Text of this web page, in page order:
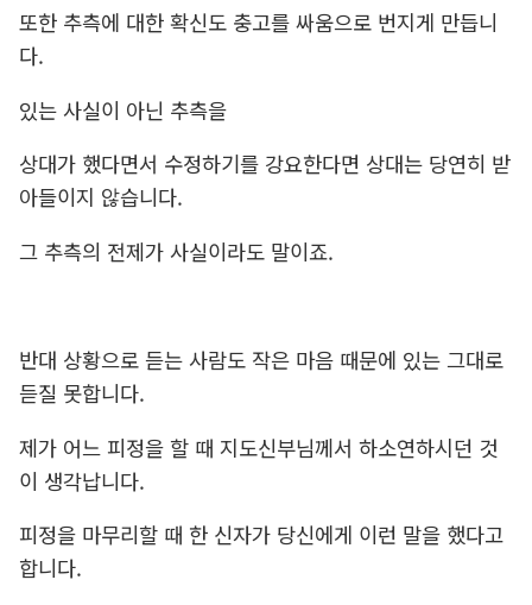
또한 추측에 대한 확신도 충고를 싸움으로 번지게 만듭니
다.
있는 사실이 아닌 추측을
상대가 했다면서 수정하기를 강요한다면 상대는 당연히 받
아들이지 않습니다.
그 추측의 전제가 사실이라도 말이죠.
반대 상황으로 듣는 사람도 작은 마음 때문에 있는 그대로
듣질 못합니다.
제가 어느 피정을 할 때 지도신부님께서 하소연하시던 것
이 생각납니다.
피정을 마무리할 때 한 신자가 당신에게 이런 말을 했다고
합니다.